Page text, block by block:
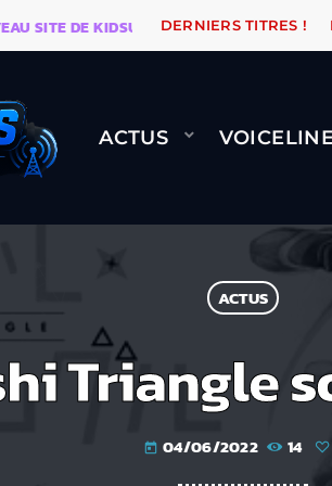
DE KIDSUNE WARÉTRO
DERNIERS TITRES !
ACTUS
ACTUS
Triangle
today 04/06/2022 14